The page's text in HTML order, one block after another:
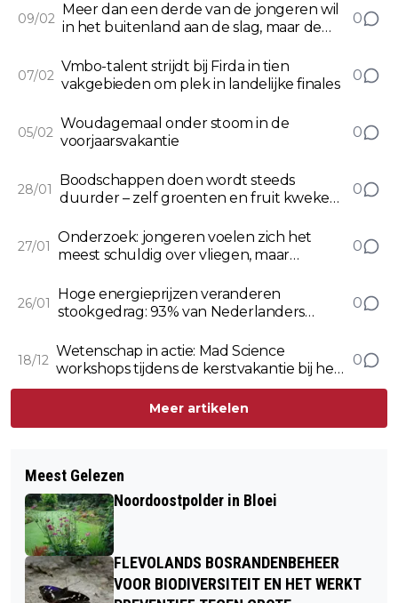
09/02
Meer dan een derde van de jongeren wil
in het buitenland aan de slag, maar de
beroep hen daar kan brengen
0
07/02
Vmbo-talent strijdt bij Firda in tien
vakgebieden om plek in landelijke finales
0
05/02
Woudagemaal onder stoom in de
voorjaarsvakantie
0
28/01
Boodschappen doen wordt steeds
duurder – zelf groenten en fruit kweken
0
27/01
Onderzoek: jongeren voelen zich het
meest schuldig over vliegen, maar
0
26/01
Hoge energieprijzen veranderen
stookgedrag: 93% van Nederlanders
0
18/12
Wetenschap in actie: Mad Science
workshops tijdens de kerstvakantie bij het
Woudagemaal
0
Meer artikelen
Meest Gelezen
Noordoostpolder in Bloei
FLEVOLANDS BOSRANDENBEHEER
VOOR BIODIVERSITEIT EN HET WERKT